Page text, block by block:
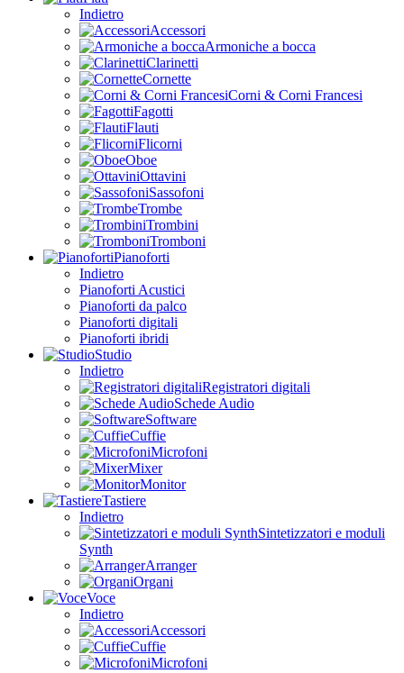
Indietro
Accessori
Armoniche a bocca
Clarinetti
Cornette
Corni & Corni Francesi
Fagotti
Flauti
Flicorni
Oboe
Ottavini
Sassofoni
Trombe
Trombini
Tromboni
Pianoforti
Indietro
Pianoforti Acustici
Pianoforti da palco
Pianoforti digitali
Pianoforti ibridi
Studio
Indietro
Registratori digitali
Schede Audio
Software
Cuffie
Microfoni
Mixer
Monitor
Tastiere
Indietro
Sintetizzatori e moduli
Synth
Arranger
Organi
Voce
Indietro
Accessori
Cuffie
Microfoni